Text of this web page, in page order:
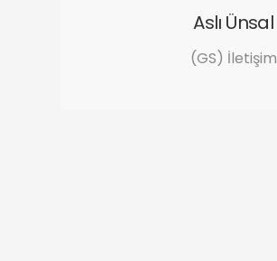
Aslı Ünsal
(GS) İletişim